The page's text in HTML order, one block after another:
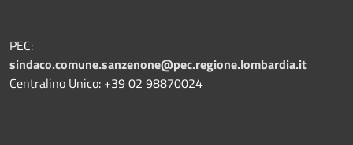
PEC:
sindaco.comune.sanzenone@pec.regione.lombardia.it
Centralino Unico: +39 02 98870024